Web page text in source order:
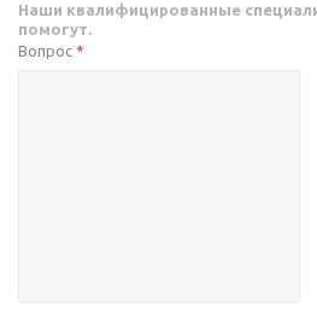
Наши квалифицированные
помогут.
Вопрос *